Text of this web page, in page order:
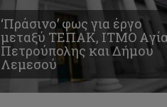
‘Πράσινο’ φως για έργο
μεταξύ ΤΕΠΑΚ, ΙΤΜΟ
Πετρούπολης και Δήμου
Λεμεσού